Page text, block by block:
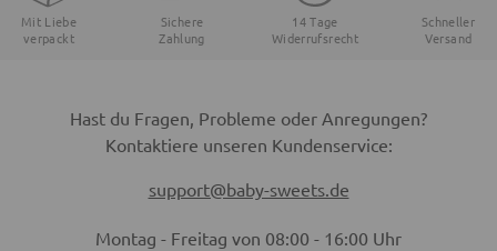
Mit Liebe
verpackt
Sichere
Zahlung
14 Tage
Widerrufsrecht
Schneller
Versand
Hast du Fragen, Probleme oder Anregungen?
Kontaktiere unseren Kundenservice:
support@baby-sweets.de
Montag - Freitag von 08:00 - 16:00 Uhr